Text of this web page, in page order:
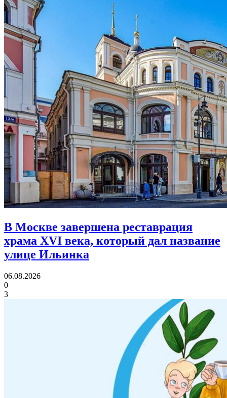
В Москве завершена реставрация
храма XVI века, который дал название
улице Ильинка
06.08.2026
0
3